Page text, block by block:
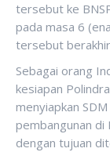
tersebut ke
pada masa 6
tersebut
Sebagai orang
kesiapan
menyiapkan
pembangunan di
dengan tujuan